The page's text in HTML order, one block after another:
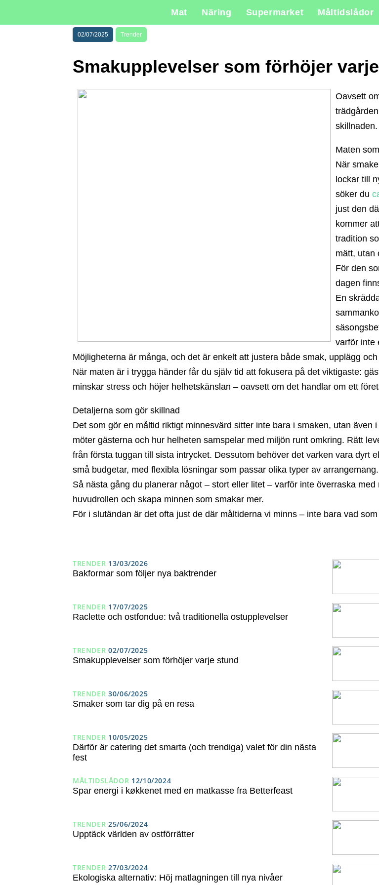
Mat Näring Supermarket Måltidslådor
02/07/2025 Trender
Smakupplevelser som förhöjer
Oavsett
skillnaden.
Maten
När
lockar till
söker du
just den
kommer
tradition
mätt, utan
För den
dagen
En
varför inte
Möjligheterna är många, och det är enkelt att justera både smak, upplägg
När maten är i trygga händer får du själv tid att fokusera på det viktigaste:
minskar stress och höjer helhetskänslan – oavsett om det handlar om ett
Detaljerna som gör skillnad
Det som gör en måltid riktigt minnesvärd sitter inte bara i smaken, utan
möter gästerna och hur helheten samspelar med miljön runt omkring. Rätt
från första tuggan till sista intrycket. Dessutom behöver det varken vara dyrt
små budgetar, med flexibla lösningar som passar olika typer av arrangemang.
Så nästa gång du planerar något – stort eller litet – varför inte överraska
huvudrollen och skapa minnen som smakar mer.
För i slutändan är det ofta just de där måltiderna vi minns – inte bara vad
TRENDER 13/03/2026
Bakformar som följer nya baktrender
TRENDER 17/07/2025
Raclette och ostfondue: två traditionella ostupplevelser
TRENDER 02/07/2025
Smakupplevelser som förhöjer varje stund
TRENDER 30/06/2025
Smaker som tar dig på en resa
TRENDER 10/05/2025
Därför är catering det smarta (och trendiga) valet för din nästa
fest
MÅLTIDSLÅDOR 12/10/2024
Spar energi i køkkenet med en matkasse fra Betterfeast
TRENDER 25/06/2024
Upptäck världen av ostförrätter
TRENDER 27/03/2024
Ekologiska alternativ: Höj matlagningen till nya nivåer